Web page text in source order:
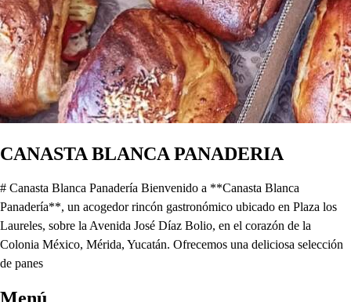
CANASTA BLANCA PANADERIA
# Canasta Blanca Panadería Bienvenido a **Canasta Blanca
Panadería**, un acogedor rincón gastronómico ubicado en Plaza los
Laureles, sobre la Avenida José Díaz Bolio, en el corazón de la
Colonia México, Mérida, Yucatán. Ofrecemos una deliciosa selección
de panes
Menú